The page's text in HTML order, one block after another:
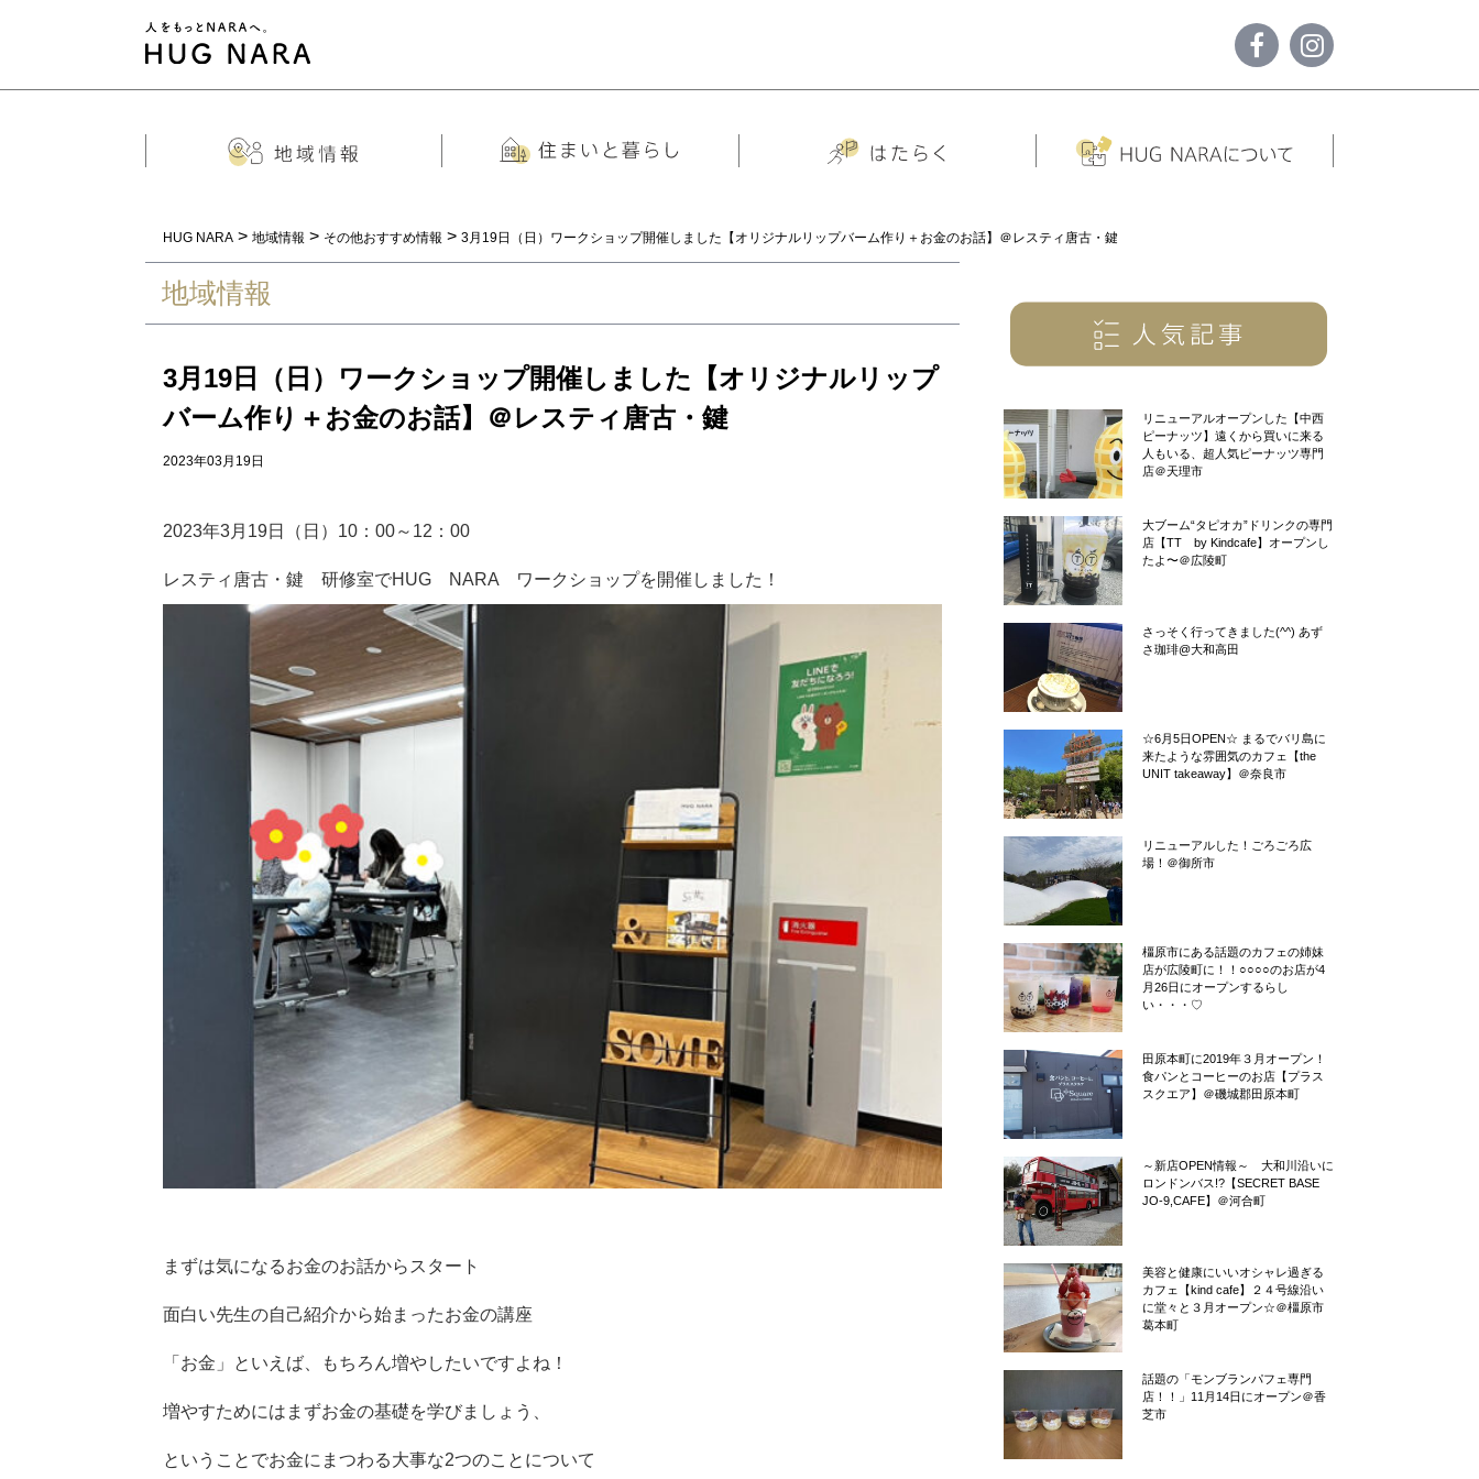
HUG NARA > 地域情報 > その他おすすめ情報 > 3月19日（日）ワークショップ開催しました【オリジナルリップバーム作り＋お金のお話】＠レスティ唐古・鍵
地域情報
3月19日（日）ワークショップ開催しました【オリジナルリップ
バーム作り＋お金のお話】＠レスティ唐古・鍵
2023年03月19日
2023年3月19日（日）10：00～12：00
レスティ唐古・鍵 研修室でHUG NARA ワークショップを開催しました！
まずは気になるお金のお話からスタート
面白い先生の自己紹介から始まったお金の講座
「お金」といえば、もちろん増やしたいですよね！
増やすためにはまずお金の基礎を学びましょう、
ということでお金にまつわる大事な2つのことについて
リニューアルオープンした【中西
ピーナッツ】遠くから買いに来る
人もいる、超人気ピーナッツ専門
店＠天理市
大ブーム“タピオカ”ドリンクの専門
店【TT by Kindcafe】オープンし
たよ〜＠広陵町
さっそく行ってきました(^^) あず
さ珈琲@大和高田
☆6月5日OPEN☆ まるでバリ島に
来たような雰囲気のカフェ【the
UNIT takeaway】＠奈良市
リニューアルした！ごろごろ広
場！＠御所市
橿原市にある話題のカフェの姉妹
店が広陵町に！！○○○○のお店が4
月26日にオープンするらし
い・・・♡
田原本町に2019年３月オープン！
食パンとコーヒーのお店【プラス
スクエア】＠磯城郡田原本町
～新店OPEN情報～ 大和川沿いに
ロンドンバス!?【SECRET BASE
JO-9,CAFE】＠河合町
美容と健康にいいオシャレ過ぎる
カフェ【kind cafe】２４号線沿い
に堂々と３月オープン☆＠橿原市
葛本町
話題の「モンブランパフェ専門
店！！」11月14日にオープン＠香
芝市